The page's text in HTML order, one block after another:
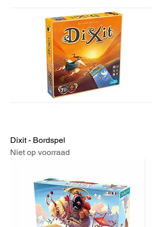
Dixit - Bordspel
Niet op voorraad